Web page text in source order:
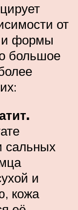
от
и формы
большое
сальных
и
кожа